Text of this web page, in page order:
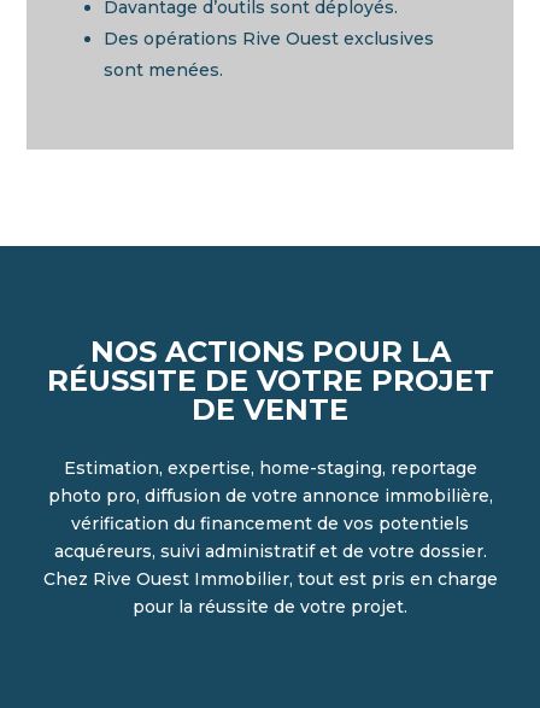
Davantage d’outils sont déployés.
Des opérations Rive Ouest exclusives
sont menées.
NOS ACTIONS POUR LA
RÉUSSITE DE VOTRE PROJET
DE VENTE
Estimation, expertise, home-staging, reportage
photo pro, diffusion de votre annonce immobilière,
vérification du financement de vos potentiels
acquéreurs, suivi administratif et de votre dossier.
Chez Rive Ouest Immobilier, tout est pris en charge
pour la réussite de votre projet.